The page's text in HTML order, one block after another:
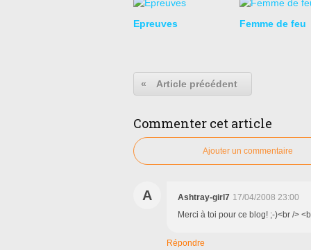
Epreuves Femme de feu
« Article précédent
Commenter cet article
Ajouter un commentaire
A Ashtray-girl7 17/04/2008 23:00
Merci à toi pour ce blog! ;-)<br />
Répondre